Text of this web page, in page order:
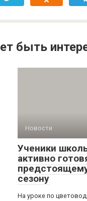
быть
Новости
Ученики
активно
сезону
На уроке по